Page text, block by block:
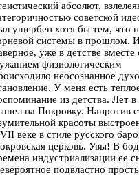
абсолют,
советской
ущербен хотя бы тем, что
системы в прошлом.
уже в детстве вместе
физиологическим
неосознанное
У меня есть
из детства. Лет
на Покровку. Напротив
красоты
веке в стиле русского
церковь. Увы! В
индустриализации ее
подвластно